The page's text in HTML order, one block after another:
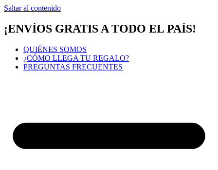
Saltar al contenido
¡ENVÍOS GRATIS A TODO EL PAÍS!
QUIÉNES SOMOS
¿CÓMO LLEGA TU REGALO?
PREGUNTAS FRECUENTES